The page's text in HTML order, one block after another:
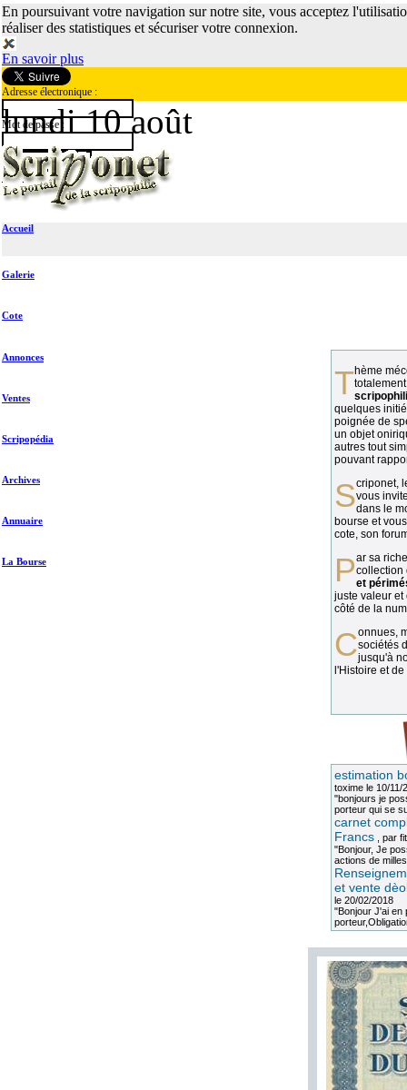
En poursuivant votre navigation sur notre site, vous acceptez
réaliser des statistiques et sécuriser votre connexion.
En savoir plus
Adresse électronique :
Mot de passe :
lundi 10 août
Accueil
Galerie
Cote
Annonces
Ventes
Scripopédia
Archives
Annuaire
La Bourse
Thème méconnu des collectionneurs et
quelques
poignée de
un objet
autres tout
pouvant
vous
dans le
bourse et
cote, son
Par sa richesse et sa diversité, lacollection
et
juste valeur et
côté de la
Connues, méconnues, ou inconnues, lessociétés
jusqu'à
l'Histoire et
estimation
toximele 10/11/
"bonjours je
porteur qui se
carnet
Francs, par
"Bonjour, Je
actions de
et vente
le 20/02/2018
"Bonjour J'ai en